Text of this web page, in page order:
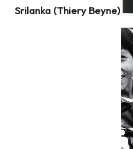
Srilanka (Thiery Beyne)